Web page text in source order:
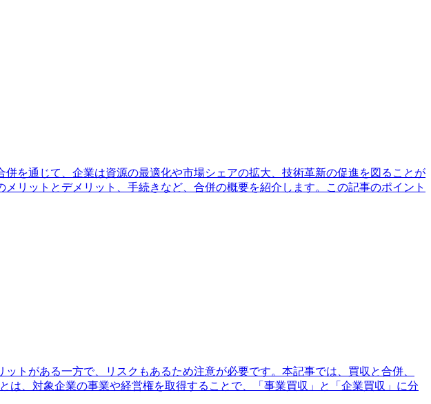
を通じて、企業は資源の最適化や市場シェアの拡大、技術革新の促進を図ることが
リットとデメリット、手続きなど、合併の概要を紹介します。この記事のポイント
トがある一方で、リスクもあるため注意が必要です。本記事では、買収と合併、
、対象企業の事業や経営権を取得することで、「事業買収」と「企業買収」に分